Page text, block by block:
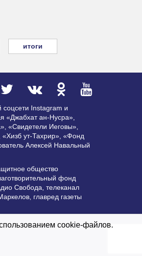
итоги
Instagram и
«Джабхат ан-Нусра»,
«Свидетели Иеговы»,
ут-Тахрир», «Фонд
Алексей Навальный
общество
фонд
Свобода, телеканал
главред газеты
Vesti.UZ.
cookie-файлов.